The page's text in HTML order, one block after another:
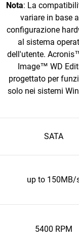
Nota: La
variare in base
configurazione
al sistema
dell'utente.
Image™ WD
progettato per
solo nei sistemi
SATA
up to 150MB/
5400 RPM